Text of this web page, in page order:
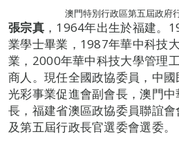
澳門特別行政區第五屆政府
張宗真，1964年出生於福建。
業學士畢業，1987年華中科技
業，2000年華中科技大學管理
商人。現任全國政協委員，中
光彩事業促進會副會長，澳門
長，福建省澳區政協委員聯誼
及第五屆行政長官選委會選委。